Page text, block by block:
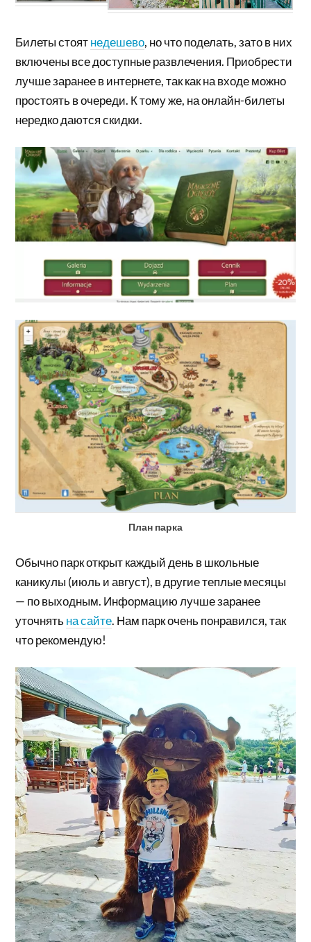
Билеты стоятнедешево, но что поделать, зато в них
включены все доступные развлечения. Приобрести
лучше заранее в интернете, так как на входе можно
простоять в очереди. К тому же, на онлайн-билеты
нередко даются скидки.
План парка
Обычно парк открыт каждый день в школьные
каникулы (июль и август), в другие теплые месяцы
— по выходным. Информацию лучше заранее
уточнятьна сайте. Нам парк очень понравился, так
что рекомендую!